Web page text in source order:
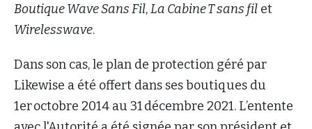
Boutique Wave Sans Fil,La Cabine T sans fil et
Wirelesswave.
Dans son cas, le plan de protection géré par
Likewise a été offert dans ses boutiques du
1er octobre 2014 au 31 décembre 2021. L’entente